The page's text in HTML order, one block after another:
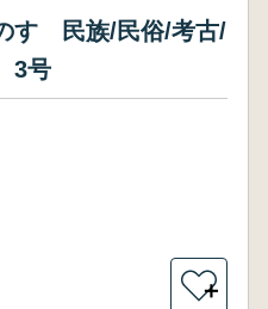
す 民族/民俗/考古/
3号
＋